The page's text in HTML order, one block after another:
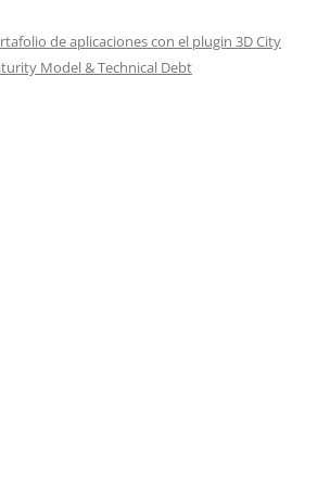
de aplicaciones con el plugin 3D City
Model & Technical Debt